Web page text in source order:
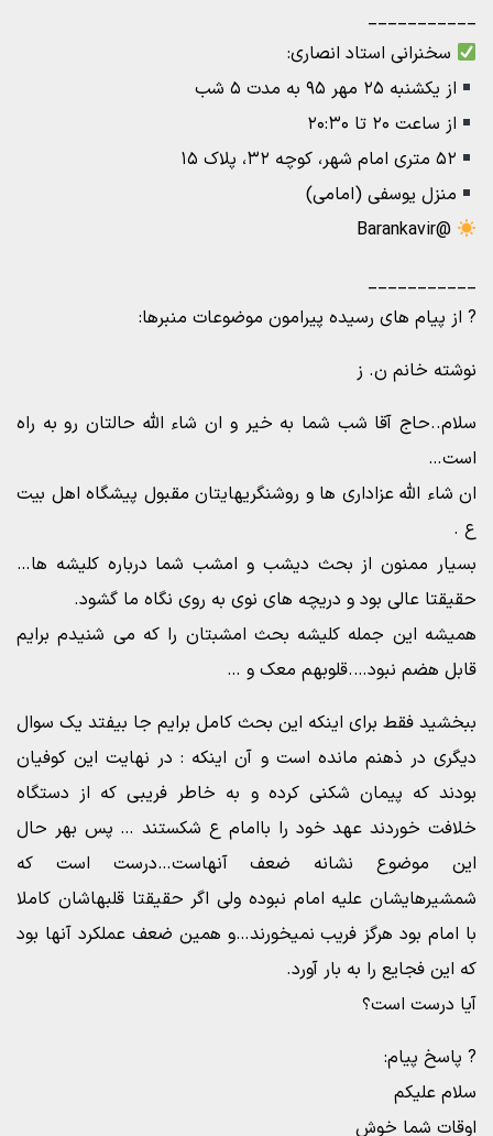
___________
سخنرانی استاد انصاری:
از یکشنبه ۲۵ مهر ۹۵ به مدت ۵ شب
از ساعت ۲۰ تا ۲۰:۳۰
۵۲ متری امام شهر، کوچه ۳۲، پلاک ۱۵
منزل یوسفی (امامی)
@Barankavir
___________
? از پیام های رسیده پیرامون موضوعات منبرها:
نوشته خانم ن. ز
سلام..حاج آقا شب شما به خیر و ان شاء الله حالتان رو به راه
است…
ان شاء الله عزاداری ها و روشنگریهایتان مقبول پیشگاه اهل بیت
ع .
بسیار ممنون از بحث دیشب و امشب شما درباره کلیشه ها…
حقیقتا عالی بود و دریچه های نوی به روی نگاه ما گشود.
همیشه این جمله کلیشه بحث امشبتان را که می شنیدم برایم
قابل هضم نبود….قلوبهم معک و …
ببخشید فقط برای اینکه این بحث کامل برایم جا بیفتد یک سوال
دیگری در ذهنم مانده است و آن اینکه : در نهایت این کوفیان
بودند که پیمان شکنی کرده و به خاطر فریبی که از دستگاه
خلافت خوردند عهد خود را باامام ع شکستند … پس بهر حال
این موضوع نشانه ضعف آنهاست…درست است که
شمشیرهایشان علیه امام نبوده ولی اگر حقیقتا قلبهاشان کاملا
با امام بود هرگز فریب نمیخورند…و همین ضعف عملکرد آنها بود
که این فجایع را به بار آورد.
آیا درست است؟
? پاسخ پیام:
سلام علیکم
اوقات شما خوش